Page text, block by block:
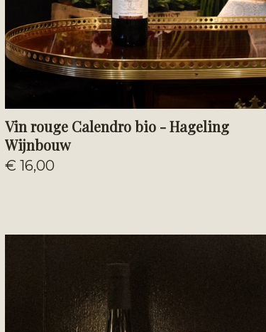
Vin rouge Calendro bio - Hageling
Wijnbouw
€ 16,00